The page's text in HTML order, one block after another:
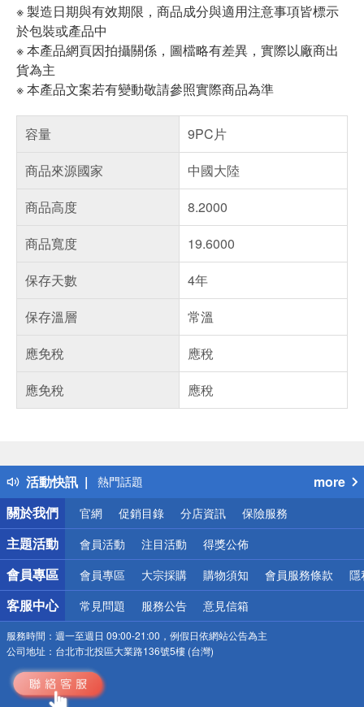
※ 製造日期與有效期限，商品成分與適用注意事項皆標示
於包裝或產品中
※ 本產品網頁因拍攝關係，圖檔略有差異，實際以廠商出
貨為主
※ 本產品文案若有變動敬請參照實際商品為準
容量
9PC片
商品來源國家
中國大陸
商品高度
8.2000
商品寬度
19.6000
保存天數
4年
保存溫層
常溫
應免稅
應稅
應免稅
應稅
活動快訊
得獎公告
熱門話題
銀行優惠
偏遠地區配送
詐騙網頁！請小心！
more
關於我們
官網 促銷目錄 分店資訊 保險服務
主題活動 會員活動 注目活動 得獎公佈
會員專區 會員專區 大宗採購 購物須知 會員服務條款 隱
客服中心 常見問題 服務公告 意見信箱
服務時間： 週一至週日 09:00-21:00，例假日依網站公告為主
公司地址： 台北市北投區大業路136號5樓 (台灣)